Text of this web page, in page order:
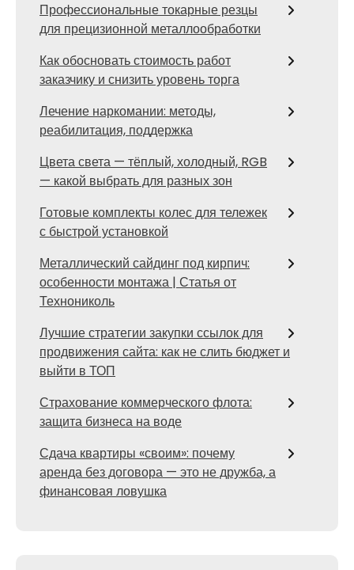
Профессиональные токарные резцы
для прецизионной металлообработки
Как обосновать стоимость работ
заказчику и снизить уровень торга
Лечение наркомании: методы,
реабилитация, поддержка
Цвета света — тёплый, холодный, RGB
— какой выбрать для разных зон
Готовые комплекты колес для тележек
с быстрой установкой
Металлический сайдинг под кирпич:
особенности монтажа | Статья от
Технониколь
Лучшие стратегии закупки ссылок для
продвижения сайта: как не слить бюджет и
выйти в ТОП
Страхование коммерческого флота:
защита бизнеса на воде
Сдача квартиры «своим»: почему
аренда без договора — это не дружба, а
финансовая ловушка